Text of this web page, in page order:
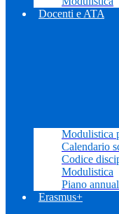
Docenti e ATA
Modulistica
Calendario
Codice
Modulistica
Piano
Erasmus+